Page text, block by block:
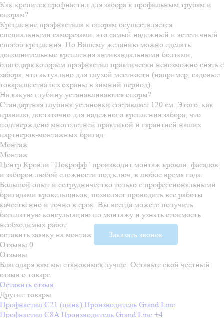
Как крепится профнастил для забора к профильным трубам и
опорам?
Крепление профнастила к опорам осуществляется
специальными саморезами: это самый надежный и эстетичный
способ крепления. По Вашему желанию можно сделать
дополнительные крепления антивандальными болтами,
благодаря которым профнастил практически невозможно снять с
забора, что актуально для глухой местности (например, садовые
товарищества без охраны в зимний период).
На какую глубину устанавливаются опоры?
Стандартная глубина установки составляет 120 см. Этого, как
правило, достаточно для надежного крепления забора, что
подтверждено многолетней практикой и гарантией наших
партнеров-монтажных бригад.
Монтаж
Монтаж
Центр Кровли “Покрофф” производит монтаж кровли, фасадов
и заборов любой сложности под ключ, в любое время года.
Большой опыт и сотрудничество только с профессиональными
бригадами кровельщиков, позволяет проводить все работы
качественно и точно в срок. Вы всегда можете получить
бесплатную консультацию по монтажу и узнать стоимость
необходимых работ.
оставить заявку на монтаж
Заказать звонок
Отзывы 0
Отзывы
Благодаря вам мы становимся лучше. Оставьте свой честный
отзыв о товаре.
Оставить отзыв
Другие товары
Профнастил С21 (цинк) Производитель Grand Line
Профнастил C8A Производитель Grand Line +4